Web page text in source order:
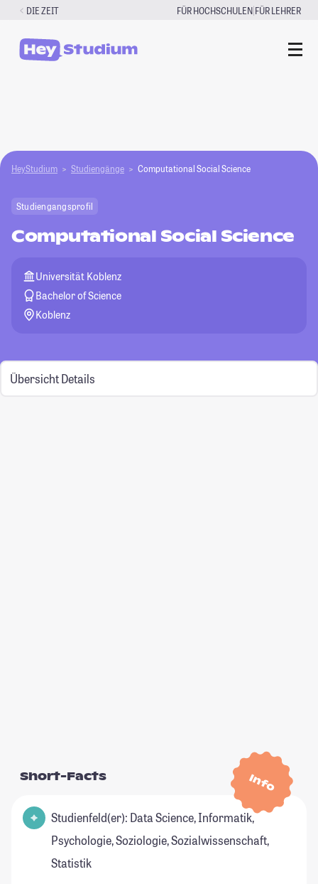
Zum
springen
DIE ZEIT FÜR HOCHSCHULEN|FÜR LEHRER
HeyStudium Studiengänge Computational Social Science
Studiengangsprofil
Computational Social Science
Universität Koblenz
Bachelor of Science
Koblenz
Übersicht Details
Info
Short-Facts
Studienfeld(er): Data Science, Informatik,
Psychologie, Soziologie, Sozialwissenschaft,
Statistik